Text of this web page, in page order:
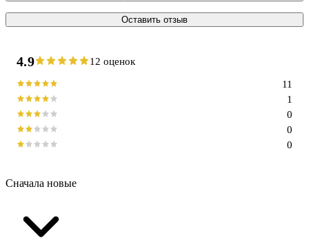
Оставить отзыв
4.9 12 оценок
0
0
0
1
11
Сначала новые